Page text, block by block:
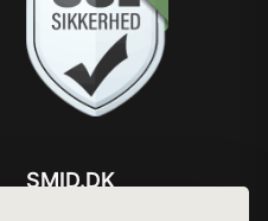
SMID.DK